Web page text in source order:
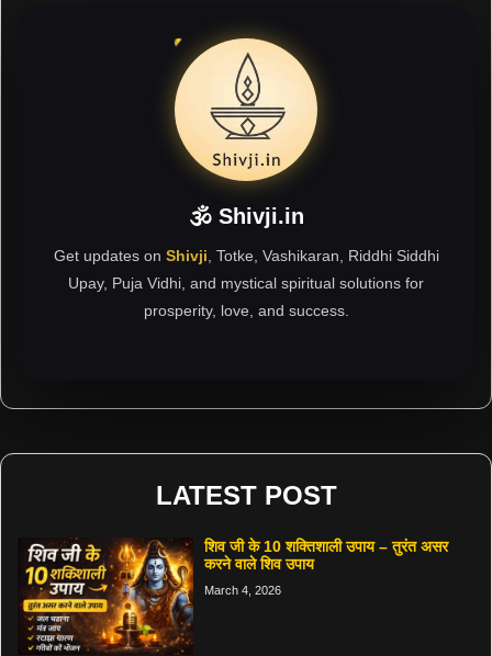
🕉 Shivji.in
Get updates on Shivji, Totke, Vashikaran, Riddhi Siddhi
Upay, Puja Vidhi, and mystical spiritual solutions for
prosperity, love, and success.
LATEST POST
शिव जी के 10 शक्तिशाली उपाय – तुरंत असर
करने वाले शिव उपाय
March 4, 2026